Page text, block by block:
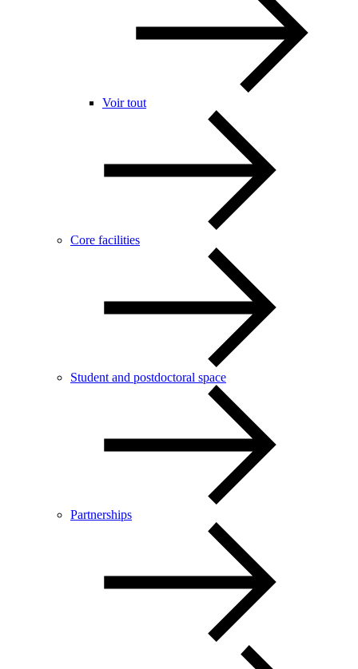
Voir tout
Core facilities
Student and postdoctoral space
Partnerships